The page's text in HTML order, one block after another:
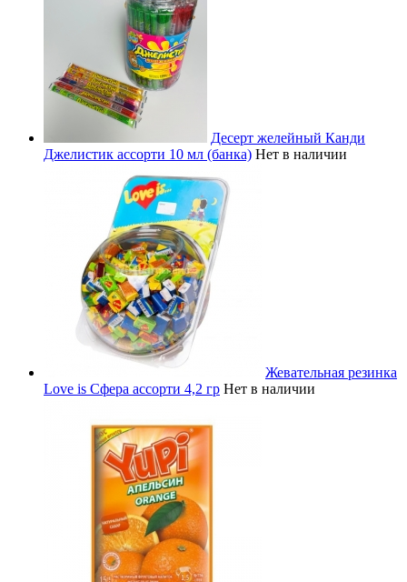
Десерт желейный Канди
Джелистик ассорти 10 мл (банка) Нет в наличии
Жевательная резинка
Love is Сфера ассорти 4,2 гр Нет в наличии